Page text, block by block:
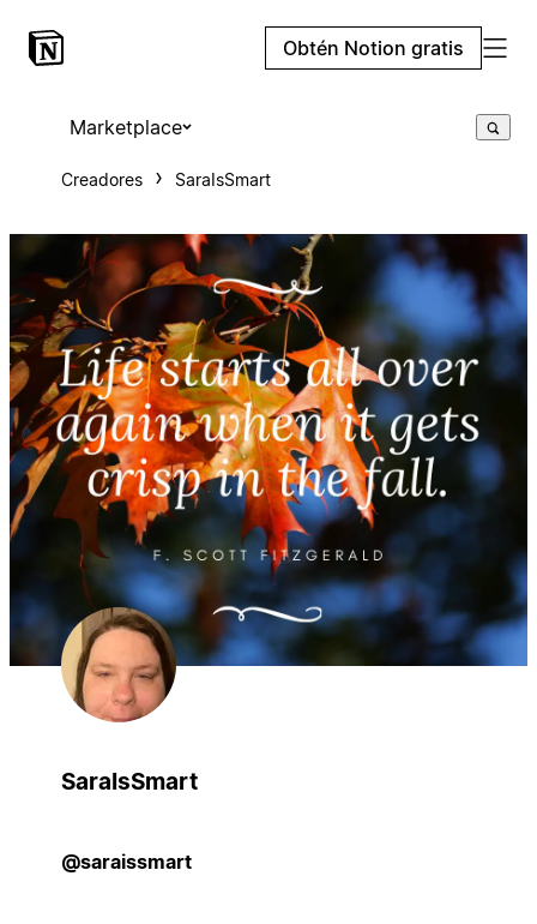
Obtén Notion gratis
Marketplace
Creadores SaraIsSmart
SaraIsSmart
@saraissmart